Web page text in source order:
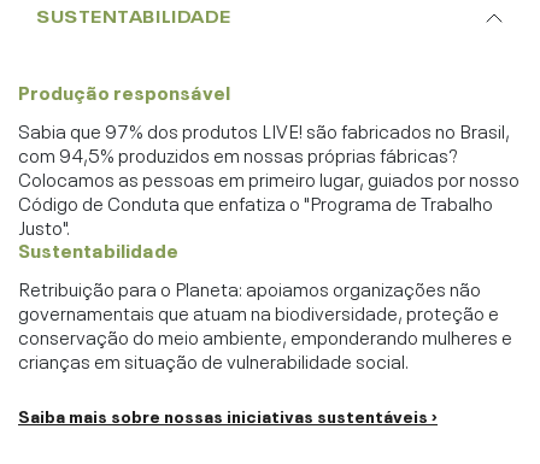
SUSTENTABILIDADE
Produção responsável
Sabia que 97% dos produtos LIVE! são fabricados no Brasil,
com 94,5% produzidos em nossas próprias fábricas?
Colocamos as pessoas em primeiro lugar, guiados por nosso
Código de Conduta que enfatiza o "Programa de Trabalho
Justo".
Sustentabilidade
Retribuição para o Planeta: apoiamos organizações não
governamentais que atuam na biodiversidade, proteção e
conservação do meio ambiente, emponderando mulheres e
crianças em situação de vulnerabilidade social.
Saiba mais sobre nossas iniciativas sustentáveis ›